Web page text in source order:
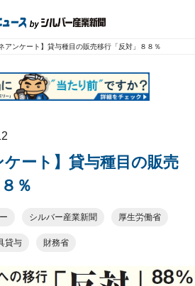
アンケート】貸与種目の販売移行「反対」８８％
ケート】貸与種目の販売
％
シルバー産業新聞 厚生労働省
貸与 財務省